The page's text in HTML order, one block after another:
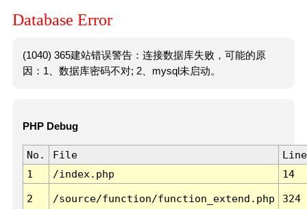
Database Error
(1040) 365建站错误警告：连接数据库失败，可能的原
因：1、数据库密码不对; 2、mysql未启动。
PHP Debug
No. File
Line
1
/index.php 14
2 /source/function/function_extend.php 324